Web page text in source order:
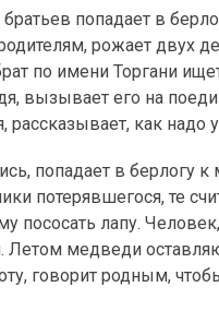
попадает в
рожает двух
по имени Торгани
вызывает его на
как надо
попадает в
потерявшегося, те
пососать лапу.
Летом медведи
говорит родным,